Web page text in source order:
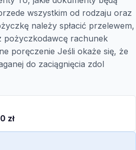
wszystkim od rodzaju oraz
należy spłacić przelewem,
pożyczkodawcę rachunek
poręczenie Jeśli okaże się, że
do zaciągnięcia zdol
zł